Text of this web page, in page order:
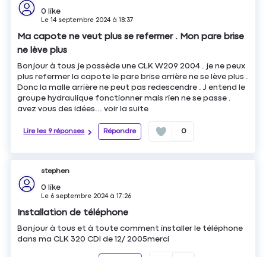
0 like
Le14 septembre 2024à18:37
Ma capote ne veut plus se refermer . Mon pare brise
ne lève plus
Bonjour à tous je possède une CLK W209 2004 . je ne peux
plus refermer la capote le pare brise arrière ne se lève plus .
Donc la malle arrière ne peut pas redescendre . J entend le
groupe hydraulique fonctionner mais rien ne se passe .
avez vous des idées...voir la suite
Lire les 9 réponses Répondre 0
stephen
0 like
Le 6 septembre 2024à17:26
Installation de téléphone
Bonjour à tous et à toute comment installer le téléphone
dans ma CLK 320 CDI de 12/ 2005merci